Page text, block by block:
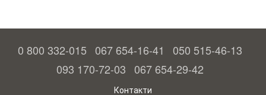
0 800 332-015 067 654-16-41
050 515-46-13
093 170-72-03 067 654-29-42
Контакти